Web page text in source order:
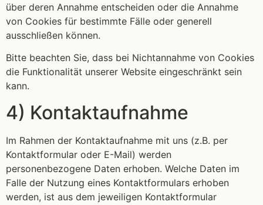
über deren Annahme entscheiden oder die Annahme
von Cookies für bestimmte Fälle oder generell
ausschließen können.
Bitte beachten Sie, dass bei Nichtannahme von Cookies
die Funktionalität unserer Website eingeschränkt sein
kann.
4) Kontaktaufnahme
Im Rahmen der Kontaktaufnahme mit uns (z.B. per
Kontaktformular oder E-Mail) werden
personenbezogene Daten erhoben. Welche Daten im
Falle der Nutzung eines Kontaktformulars erhoben
werden, ist aus dem jeweiligen Kontaktformular